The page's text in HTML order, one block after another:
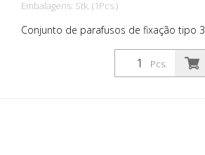
Embalagens: Stk. (1Pcs.)
Conjunto de parafusos de fixação tipo 3
Pcs.